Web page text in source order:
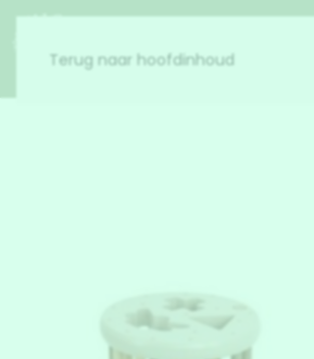
Terug naar hoofdinhoud